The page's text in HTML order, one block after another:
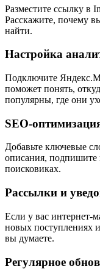
Разместите ссылку в
Расскажите, почему
найти.
Настройка
Подключите
поможет понять,
популярны, где они
SEO-
Добавьте ключевые
описания, подпишите
поисковиках.
Рассылки и
Если у вас интернет-
новых поступлениях
вы думаете.
Регулярное